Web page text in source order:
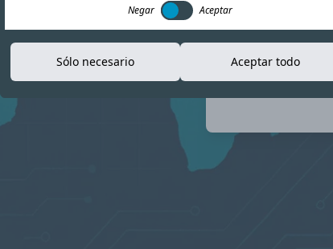
normativo.
Negar
Aceptar
Sólo necesario Aceptar todo